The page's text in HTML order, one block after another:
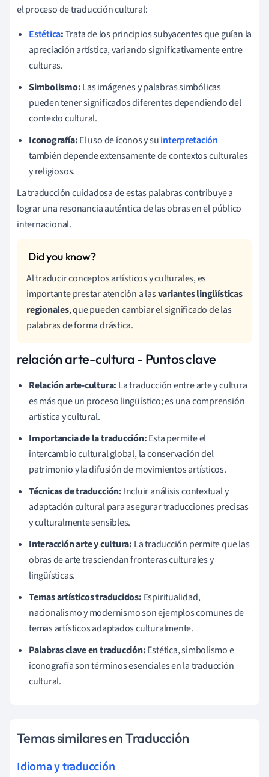
el proceso de traducción cultural:
Estética:Trata de los principios subyacentes que guían la
apreciación artística, variando significativamente entre
culturas.
Simbolismo:Las imágenes y palabras simbólicas
pueden tener significados diferentes dependiendo del
contexto cultural.
Iconografía:El uso de íconos y suinterpretación
también depende extensamente de contextos culturales
y religiosos.
La traducción cuidadosa de estas palabras contribuye a
lograr una resonancia auténtica de las obras en el público
internacional.
Al traducir conceptos artísticos y culturales, es
importante prestar atención a lasvariantes lingüísticas
regionales, que pueden cambiar el significado de las
palabras de forma drástica.
relación arte-cultura - Puntos clave
Relación arte-cultura: La traducción entre arte y cultura
es más que un proceso lingüístico; es una comprensión
artística y cultural.
Importancia de la traducción:Esta permite el
intercambio cultural global, la conservación del
patrimonio y la difusión de movimientos artísticos.
Técnicas de traducción: Incluir análisis contextual y
adaptación cultural para asegurar traducciones precisas
y culturalmente sensibles.
Interacción arte y cultura: La traducción permite que las
obras de arte trasciendan fronteras culturales y
lingüísticas.
Temas artísticos traducidos: Espiritualidad,
nacionalismo y modernismo son ejemplos comunes de
temas artísticos adaptados culturalmente.
Palabras clave en traducción:Estética, simbolismo e
iconografía son términos esenciales en la traducción
cultural.
Temas similares en Traducción
Idioma y traducción